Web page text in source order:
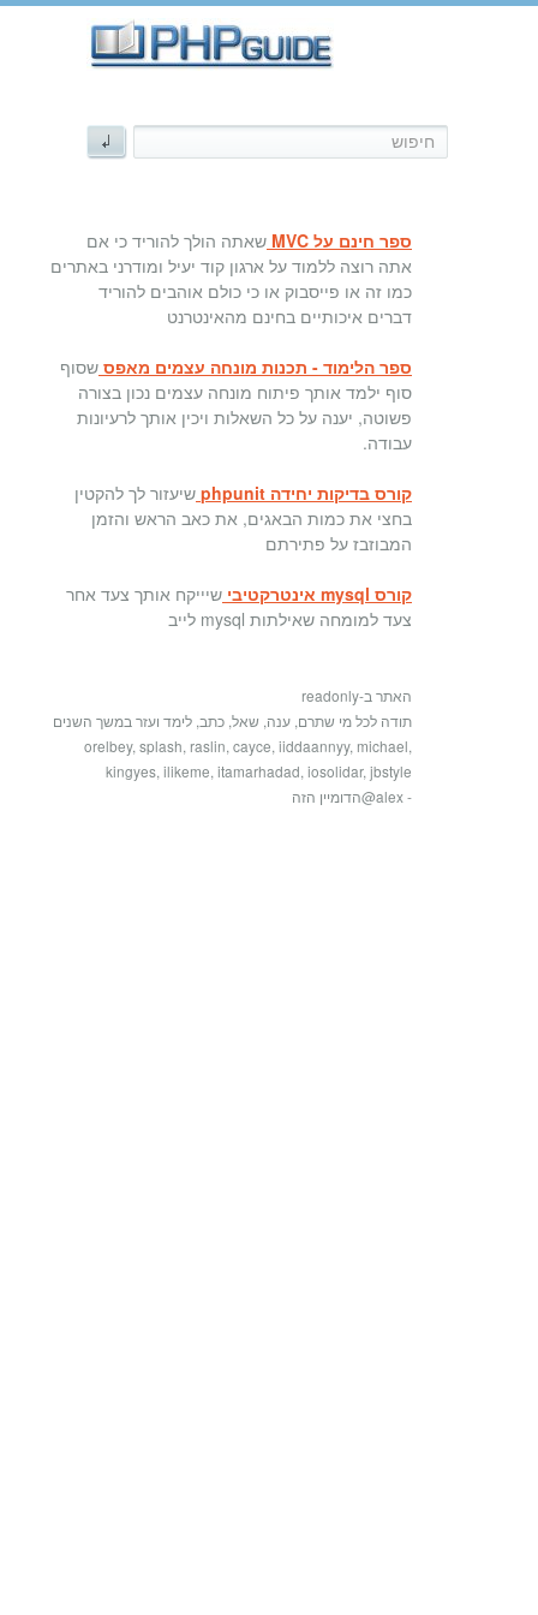
ספר חינם על MVC
שאתה הולך להוריד כי אם
אתה רוצה ללמוד על ארגון קוד יעיל ומודרני באתרים
כמו זה או פייסבוק או כי כולם אוהבים להוריד
דברים איכותיים בחינם מהאינטרנט
ספר הלימוד - תכנות מונחה עצמים מאפס שסוף
סוף ילמד אותך פיתוח מונחה עצמים נכון בצורה
פשוטה, יענה על כל השאלות ויכין אותך לרעיונות
עבודה.
קורס בדיקות יחידה phpunit
שיעזור לך להקטין
בחצי את כמות הבאגים, את כאב הראש והזמן
המבוזבז על פתירתם
קורס mysql אינטרקטיבי
שיייקח אותך צעד אחר
צעד למומחה שאילתות mysql לייב
האתר ב-readonly
תודה לכל מי שתרם, ענה, שאל, כתב, לימד ועזר במשך השנים
orelbey, splash, raslin, cayce, iiddaannyy, michael,
kingyes, ilikeme, itamarhadad, iosolidar, jbstyle
- alex@הדומיין הזה